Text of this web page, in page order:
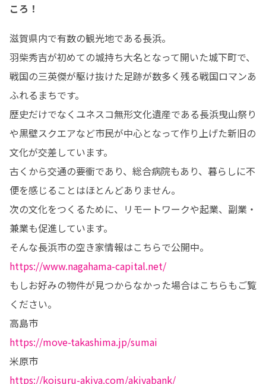
ころ！
滋賀県内で有数の観光地である長浜。
羽柴秀吉が初めての城持ち大名となって開いた城下町で、
戦国の三英傑が駆け抜けた足跡が数多く残る戦国ロマンあ
ふれるまちです。
歴史だけでなくユネスコ無形文化遺産である長浜曳山祭り
や黒壁スクエアなど市民が中心となって作り上げた新旧の
文化が交差しています。
古くから交通の要衝であり、総合病院もあり、暮らしに不
便を感じることはほとんどありません。
次の文化をつくるために、リモートワークや起業、副業・
兼業も促進しています。
https://www.nagahama-capital.net/
もしお好みの物件が見つからなかった場合はこちらもご覧
ください。
https://move-takashima.jp/sumai
https://koisuru-akiya.com/akiyabank/